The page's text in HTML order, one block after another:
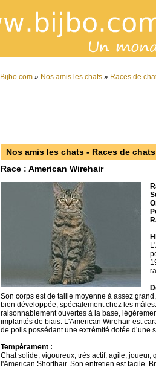
Bijbo.com » Nos amis les chats » Races de
Nos amis les chats - Races de chats
Race : American Wirehair
Son corps est de taille moyenne à assez
bien développée, spécialement chez les
raisonnablement ouvertes à la base,
implantés de biais. L'American Wirehair est
de poils possédant une extrémité dotée
Tempérament :
Chat solide, vigoureux, très actif, agile,
l'American Shorthair. Son entretien est facile.